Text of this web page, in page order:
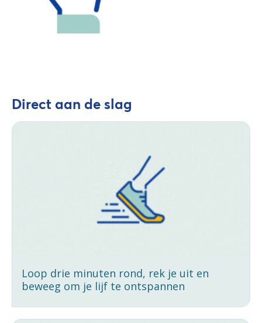
Direct aan de slag
Loop drie minuten rond, rek je uit en
beweeg om je lijf te ontspannen